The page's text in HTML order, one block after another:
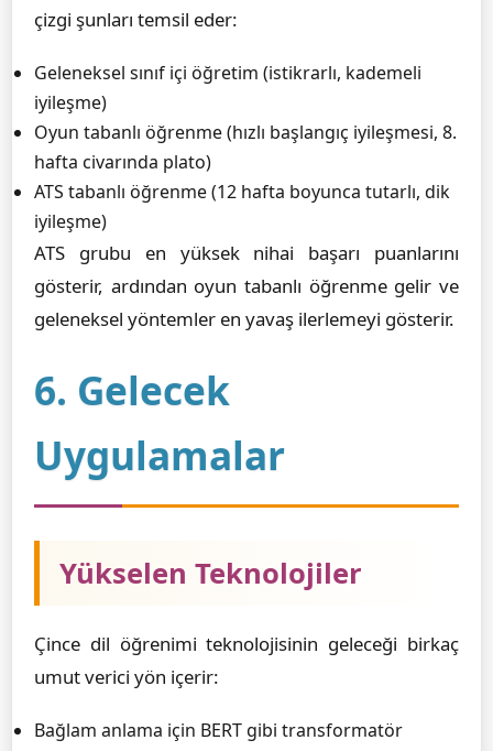
çizgi şunları temsil eder:
Geleneksel sınıf içi öğretim (istikrarlı, kademeli
iyileşme)
Oyun tabanlı öğrenme (hızlı başlangıç iyileşmesi, 8.
hafta civarında plato)
ATS tabanlı öğrenme (12 hafta boyunca tutarlı, dik
iyileşme)
ATS grubu en yüksek nihai başarı puanlarını
gösterir, ardından oyun tabanlı öğrenme gelir ve
geleneksel yöntemler en yavaş ilerlemeyi gösterir.
6. Gelecek
Uygulamalar
Yükselen Teknolojiler
Çince dil öğrenimi teknolojisinin geleceği birkaç
umut verici yön içerir:
Bağlam anlama için BERT gibi transformatör